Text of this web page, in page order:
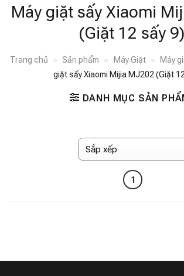
Máy giặt sấy Xiaomi
(Giặt 12 sấy 9)
Trang chủ » Sản phẩm » Máy Giặt » Máy
giặt sấy Xiaomi Mijia MJ202 (Giặt
DANH MỤC SẢN
1